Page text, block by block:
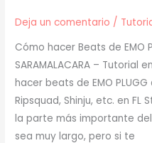
Deja un comentario /
Cómo hacer Beats de EMO
SARAMALACARA – Tutorial
hacer beats de EMO
Ripsquad, Shinju, etc. en FL
la parte más importante
sea muy largo, pero si te